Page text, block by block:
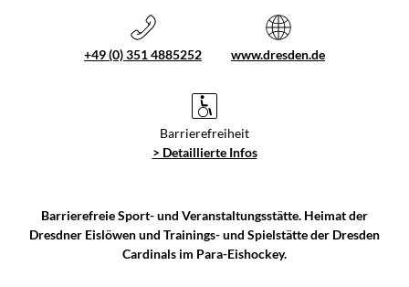
+49 (0) 351 4885252 www.dresden.de
Barrierefreiheit
> Detaillierte Infos
Barrierefreie Sport- und Veranstaltungsstätte. Heimat der
Dresdner Eislöwen und Trainings- und Spielstätte der Dresden
Cardinals im Para-Eishockey.